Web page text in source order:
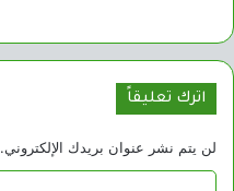
اترك تعليقاً
لن يتم نشر عنوان بريدك الإلكتروني.